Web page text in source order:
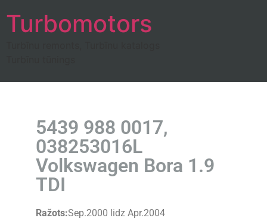
Turbomotors
5439 988 0017,
038253016L
Volkswagen Bora 1.9
TDI
Ražots:Sep.2000 lidz Apr.2004